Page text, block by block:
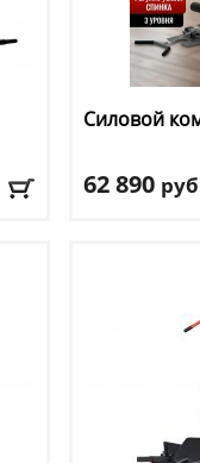
Силовой
62 890